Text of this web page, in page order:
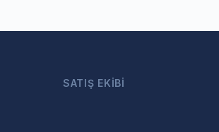
SATIŞ EKIBI